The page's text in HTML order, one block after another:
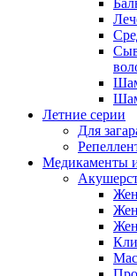
Летние серии
Для
Медикаменты